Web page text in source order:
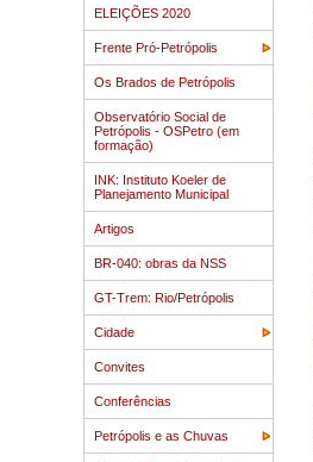
ELEIÇÕES 2020
Frente Pró-Petrópolis
Os Brados de Petrópolis
Observatório Social de
Petrópolis - OSPetro (em
formação)
INK: Instituto Koeler de
Planejamento Municipal
Artigos
BR-040: obras da NSS
GT-Trem: Rio/Petrópolis
Cidade
Convites
Conferências
Petrópolis e as Chuvas